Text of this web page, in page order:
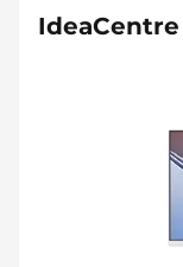
IdeaCentre